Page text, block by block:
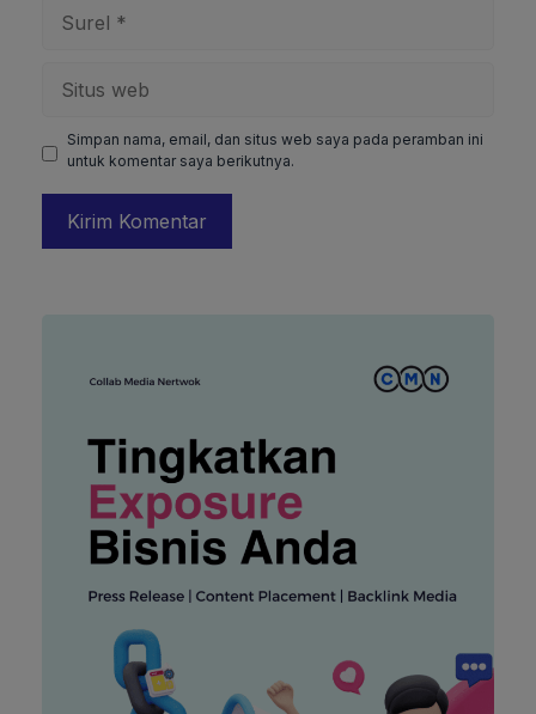
Simpan nama, email, dan situs web saya pada peramban ini
untuk komentar saya berikutnya.